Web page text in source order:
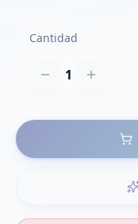
Cantidad
1